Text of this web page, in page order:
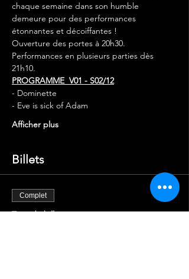
chaque semaine dans son humble
demeure pour des performances
étonnantes et décoiffantes !
Ouverture des portes à 20h30.
Performances en plusieurs parties dès
21h10.
PROGRAMME  V01 - S02/12
- Dominette
- Eve is sick of Adam
Afficher plus
Billets
Complet
Type de billet